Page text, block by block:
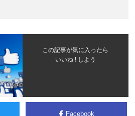
この記事が気に入ったら
いいね ! しよう
Facebook